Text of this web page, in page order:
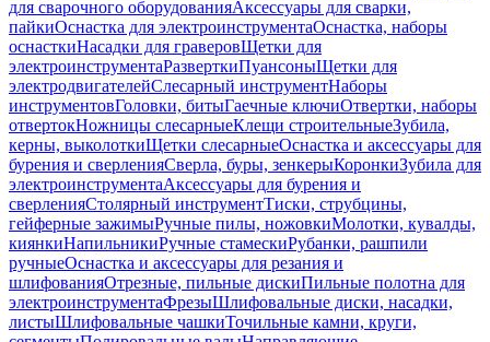
для сварочного оборудованияАксессуары для сварки,
пайкиОснастка для электроинструментаОснастка, наборы
оснасткиНасадки для граверовЩетки для
электроинструментаРазверткиПуансоныЩетки для
электродвигателейСлесарный инструментНаборы
инструментовГоловки, битыГаечные ключиОтвертки, наборы
отвертокНожницы слесарныеКлещи строительныеЗубила,
керны, выколоткиЩетки слесарныеОснастка и аксессуары для
бурения и сверленияСверла, буры, зенкерыКоронкиЗубила для
электроинструментаАксессуары для бурения и
сверленияСтолярный инструментТиски, струбцины,
гейферные зажимыРучные пилы, ножовкиМолотки, кувалды,
киянкиНапильникиРучные стамескиРубанки, рашпили
ручныеОснастка и аксессуары для резания и
шлифованияОтрезные, пильные дискиПильные полотна для
электроинструментаФрезыШлифовальные диски, насадки,
листыШлифовальные чашкиТочильные камни, круги,